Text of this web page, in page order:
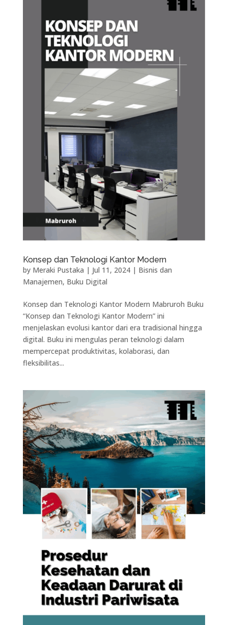
Konsep dan Teknologi Kantor Modern
by Meraki Pustaka | Jul 11, 2024| Bisnis dan
Manajemen, Buku Digital
Konsep dan Teknologi Kantor Modern Mabruroh Buku
“Konsep dan Teknologi Kantor Modern” ini
menjelaskan evolusi kantor dari era tradisional hingga
digital. Buku ini mengulas peran teknologi dalam
mempercepat produktivitas, kolaborasi, dan
fleksibilitas...